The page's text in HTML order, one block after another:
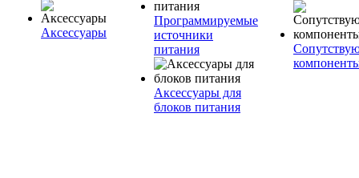
Аксессуары
Программируемые
источники
питания
Аксессуары для
блоков питания